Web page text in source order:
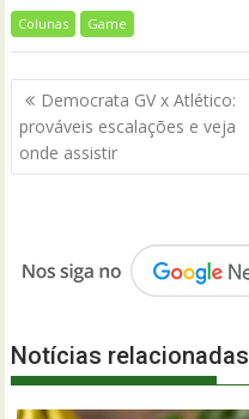
Colunas Game
Navegação
de
Post
Democrata GV x Atlético:
prováveis escalações e veja
onde assistir
Notícias relacionadas